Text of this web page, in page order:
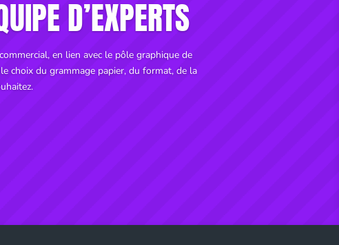
D’EXPERTS
en lien avec le pôle graphique de
choix du grammage papier, du format, de la